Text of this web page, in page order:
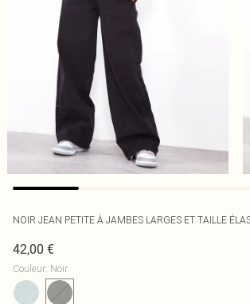
NOIR JEAN PETITE À JAMBES LARGES ET TAILLE
42,00 €
Couleur: Noir